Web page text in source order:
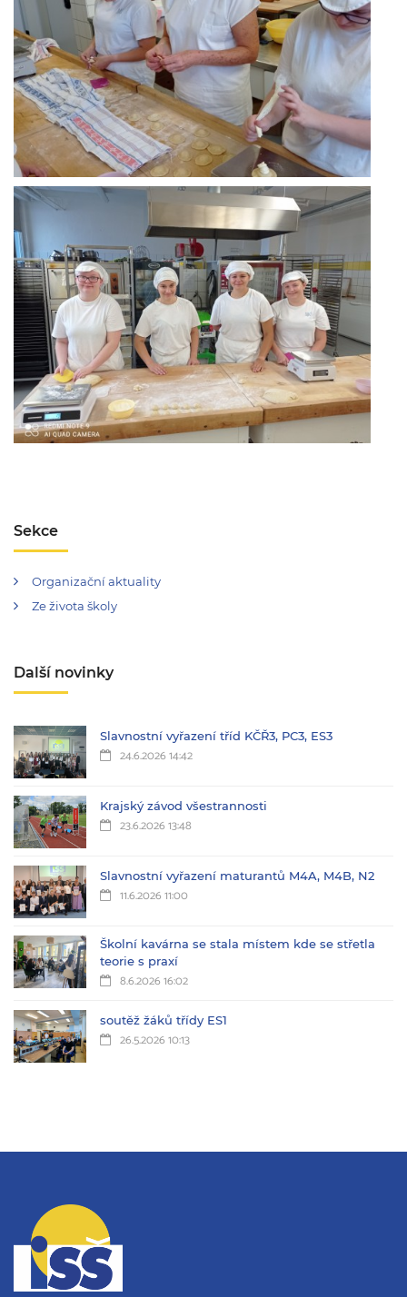
Sekce
Organizační aktuality
Ze života školy
Další novinky
Slavnostní vyřazení tříd KČŘ3, PC3, ES3
24.6.2026 14:42
Krajský závod všestrannosti
23.6.2026 13:48
Slavnostní vyřazení maturantů M4A, M4B, N2
11.6.2026 11:00
Školní kavárna se stala místem kde se střetla
teorie s praxí
8.6.2026 16:02
soutěž žáků třídy ES1
26.5.2026 10:13